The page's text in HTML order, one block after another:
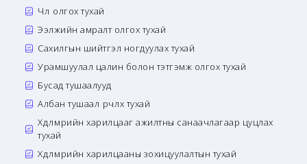
Чөлөө олгох тухай
Ээлжийн амралт олгох тухай
Сахилгын шийтгэл ногдуулах тухай
Урамшуулал цалин болон тэтгэмж олгох тухай
Бусад тушаалууд
Албан тушаал өөрчлөх тухай
Хөдөлмөрийн харилцааг ажилтны санаачлагаар цуцлах
тухай
Хөдөлмөрийн харилцааны зохицуулалтын тухай